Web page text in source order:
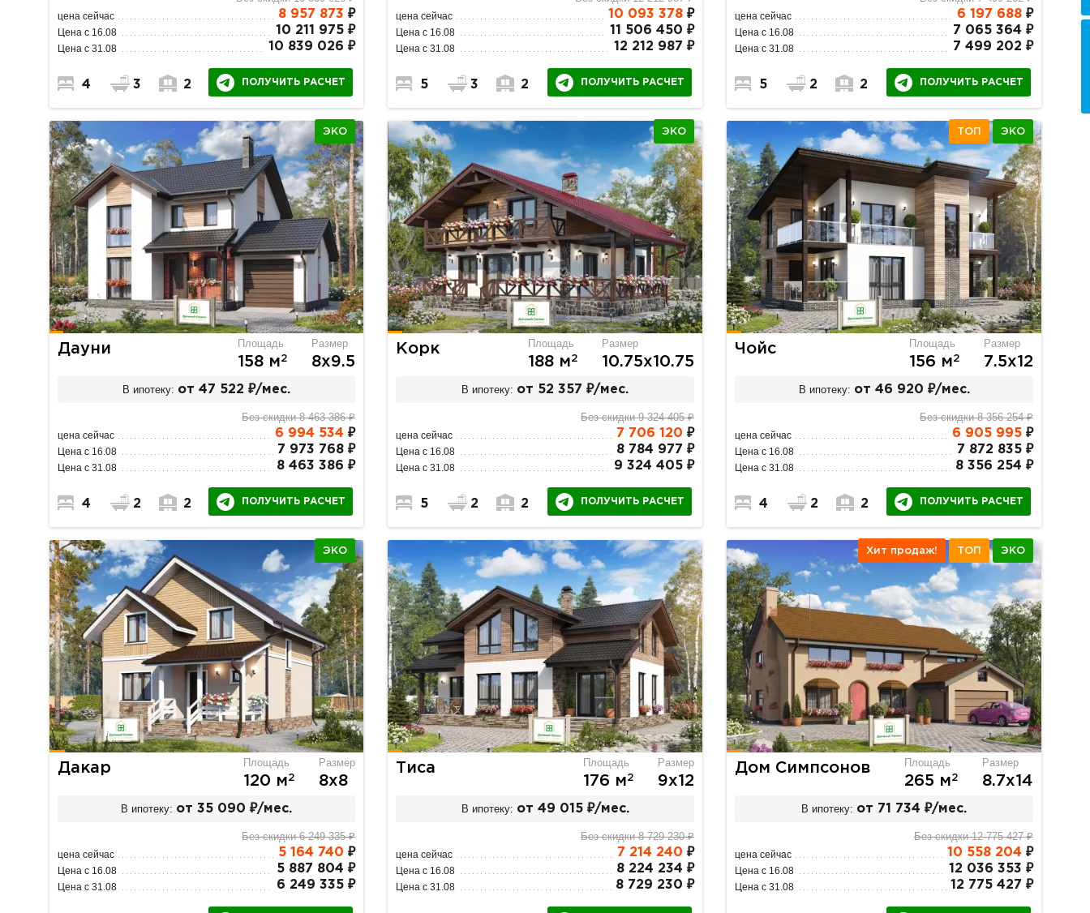
цена сейчас 8 957 873 ₽
Цена с 16.08 10 211 975 ₽
Цена с 31.08 10 839 026 ₽
4 3 2 ПОЛУЧИТЬ РАСЧЕТ
цена сейчас 10 093 378 ₽
Цена с 16.08 11 506 450 ₽
Цена с 31.08 12 212 987 ₽
5 3 2 ПОЛУЧИТЬ РАСЧЕТ
цена сейчас 6 197 688₽
Цена с 16.08 7 065 364 ₽
Цена с 31.08 7 499 202 ₽
5 2 2 ПОЛУЧИТЬ РАСЧЕТ
ЭКО
Дауни Площадь
158 м2
Размер
8х9.5
В ипотеку: от 47 522 ₽/мес.
Без скидки 8 463 386 ₽
цена сейчас 6 994 534 ₽
Цена с 16.08 7 973 768 ₽
Цена с 31.08 8 463 386 ₽
4 2 2 ПОЛУЧИТЬ РАСЧЕТ
ЭКО
Корк Площадь
188 м2
Размер
10.75х10.75
В ипотеку: от 52 357 ₽/мес.
Без скидки 9 324 405 ₽
цена сейчас 7 706 120 ₽
Цена с 16.08 8 784 977 ₽
Цена с 31.08 9 324 405 ₽
5 2 2 ПОЛУЧИТЬ РАСЧЕТ
ТОП ЭКО
Чойс Площадь
156 м2
Размер
7.5х12
В ипотеку: от 46 920 ₽/мес.
Без скидки 8 356 254 ₽
цена сейчас 6 905 995₽
Цена с 16.08 7 872 835 ₽
Цена с 31.08 8 356 254 ₽
4 2 2 ПОЛУЧИТЬ РАСЧЕТ
ЭКО
Дакар Площадь
120 м2
Размер
8х8
В ипотеку: от 35 090 ₽/мес.
Без скидки 6 249 335 ₽
цена сейчас 5 164 740 ₽
Цена с 16.08 5 887 804 ₽
Цена с 31.08 6 249 335 ₽
Тиса Площадь
176 м2
Размер
9х12
В ипотеку: от 49 015 ₽/мес.
Без скидки 8 729 230 ₽
цена сейчас 7 214 240 ₽
Цена с 16.08 8 224 234 ₽
Цена с 31.08 8 729 230 ₽
Хит продаж! ТОП ЭКО
Дом Симпсонов Площадь
265 м2
Размер
8.7х14
В ипотеку: от 71 734 ₽/мес.
Без скидки 12 775 427 ₽
цена сейчас 10 558 204 ₽
Цена с 16.08 12 036 353 ₽
Цена с 31.08 12 775 427 ₽